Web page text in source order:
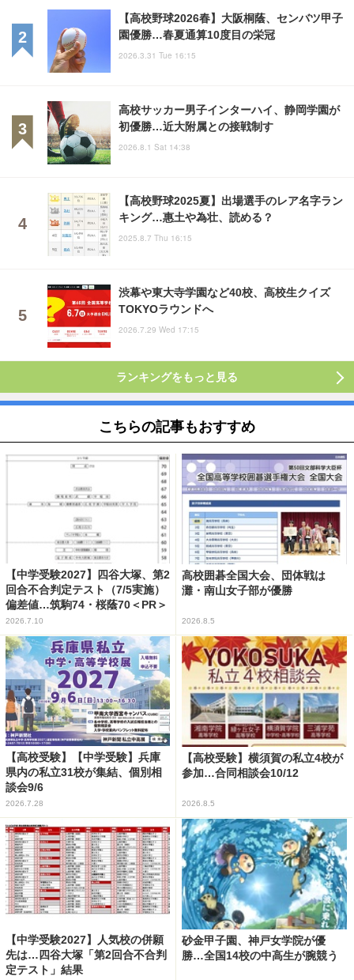
【高校野球2026春】大阪桐蔭、センバツ甲子
園優勝…春夏通算10度目の栄冠
2026.3.31 Tue 16:15
高校サッカー男子インターハイ、静岡学園が
初優勝…近大附属との接戦制す
2026.8.1 Sat 14:38
【高校野球2025夏】出場選手のレア名字ラン
キング…惠土や為壮、読める？
2025.8.7 Thu 16:15
渋幕や東大寺学園など40校、高校生クイズ
TOKYOラウンドへ
2026.7.29 Wed 17:15
ランキングをもっと見る
こちらの記事もおすすめ
【中学受験2027】四谷大塚、第2
回合不合判定テスト（7/5実施）
偏差値…筑駒74・桜蔭70＜PR＞
2026.7.10
高校囲碁全国大会、団体戦は
灘・南山女子部が優勝
2026.8.5
【高校受験】【中学受験】兵庫
県内の私立31校が集結、個別相
談会9/6
2026.7.28
【高校受験】横須賀の私立4校が
参加…合同相談会10/12
2026.8.5
【中学受験2027】人気校の併願
先は…四谷大塚「第2回合不合判
定テスト」結果
砂金甲子園、神戸女学院が優
勝…全国14校の中高生が腕競う